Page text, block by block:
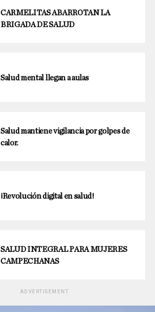
CARMELITAS ABARROTAN LA
BRIGADA DE SALUD
Salud mental llegan a aulas
Salud mantiene vigilancia por golpes de
calor.
¡Revolución digital en salud!
SALUD INTEGRAL PARA MUJERES
CAMPECHANAS
ADVERTISEMENT